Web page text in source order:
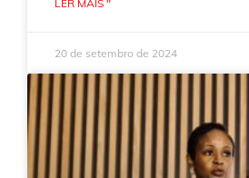
LER MAIS "
20 de setembro de 2024